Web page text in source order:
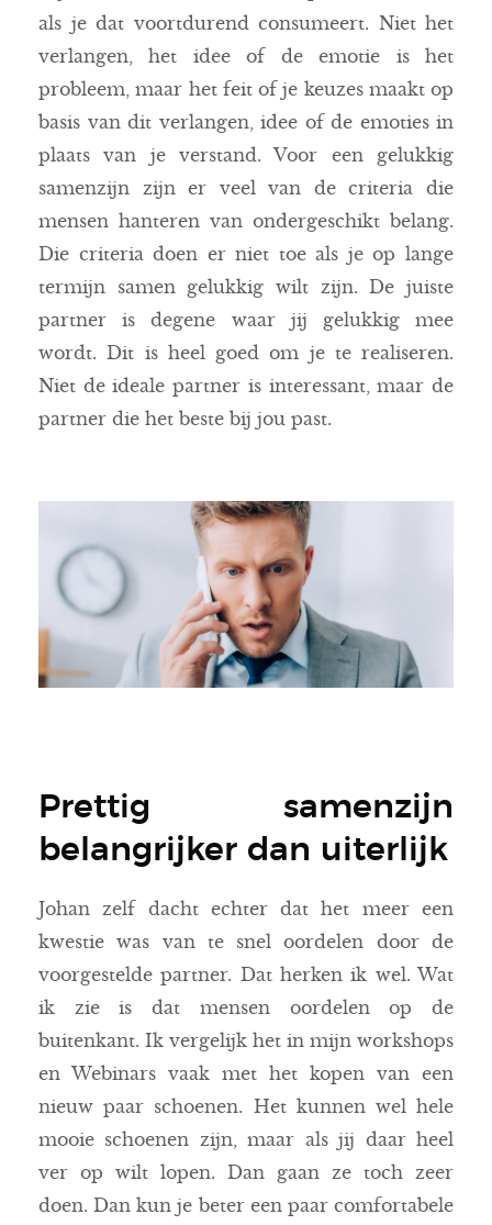
als je dat voortdurend consumeert. Niet het
verlangen, het idee of de emotie is het
probleem, maar het feit of je keuzes maakt op
basis van dit verlangen, idee of de emoties in
plaats van je verstand. Voor een gelukkig
samenzijn zijn er veel van de criteria die
mensen hanteren van ondergeschikt belang.
Die criteria doen er niet toe als je op lange
termijn samen gelukkig wilt zijn. De juiste
partner is degene waar jij gelukkig mee
wordt. Dit is heel goed om je te realiseren.
Niet de ideale partner is interessant, maar de
partner die het beste bij jou past.
Prettig samenzijn
belangrijker dan uiterlijk
Johan zelf dacht echter dat het meer een
kwestie was van te snel oordelen door de
voorgestelde partner. Dat herken ik wel. Wat
ik zie is dat mensen oordelen op de
buitenkant. Ik vergelijk het in mijn workshops
en Webinars vaak met het kopen van een
nieuw paar schoenen. Het kunnen wel hele
mooie schoenen zijn, maar als jij daar heel
ver op wilt lopen. Dan gaan ze toch zeer
doen. Dan kun je beter een paar comfortabele